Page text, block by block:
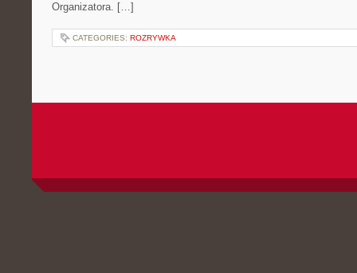
Organizatora. […]
CATEGORIES: ROZRYWKA